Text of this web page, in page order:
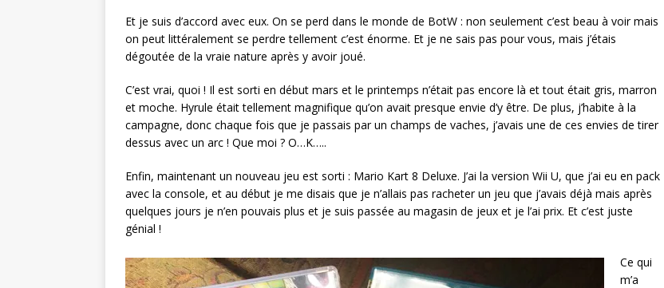
Et je suis d’accord avec eux. On se perd dans le monde de BotW : non seulement c’est beau à voir mais
on peut littéralement se perdre tellement c’est énorme. Et je ne sais pas pour vous, mais j’étais
dégoutée de la vraie nature après y avoir joué.
C’est vrai, quoi ! Il est sorti en début mars et le printemps n’était pas encore là et tout était gris, marron
et moche. Hyrule était tellement magnifique qu’on avait presque envie d’y être. De plus, j’habite à la
campagne, donc chaque fois que je passais par un champs de vaches, j’avais une de ces envies de tirer
dessus avec un arc ! Que moi ? O…K…..
Enfin, maintenant un nouveau jeu est sorti : Mario Kart 8 Deluxe. J’ai la version Wii U, que j’ai eu en pack
avec la console, et au début je me disais que je n’allais pas racheter un jeu que j’avais déjà mais après
quelques jours je n’en pouvais plus et je suis passée au magasin de jeux et je l’ai prix. Et c’est juste
génial !
Ce qui
m’a